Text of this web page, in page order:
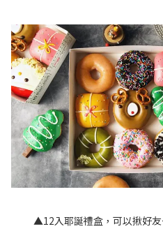
▲12入耶誕禮盒，可以揪好友